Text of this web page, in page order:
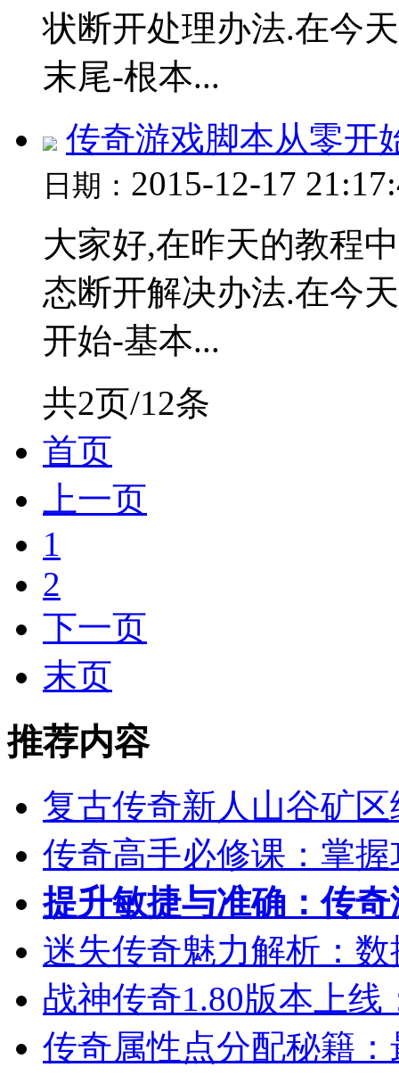
状断开处理办法.在今
末尾-根本...
传奇游戏脚本从零开
日期： 2015-12-17
大家好,在昨天的教程
态断开解决办法.在今
开始-基本...
共2页/12条
首页
上一页
1
2
下一页
末页
推荐内容
复古传奇新人山谷矿
传奇高手必修课：掌
提升敏捷与准确：传奇
迷失传奇魅力解析：
战神传奇1.80版本上线
传奇属性点分配秘籍